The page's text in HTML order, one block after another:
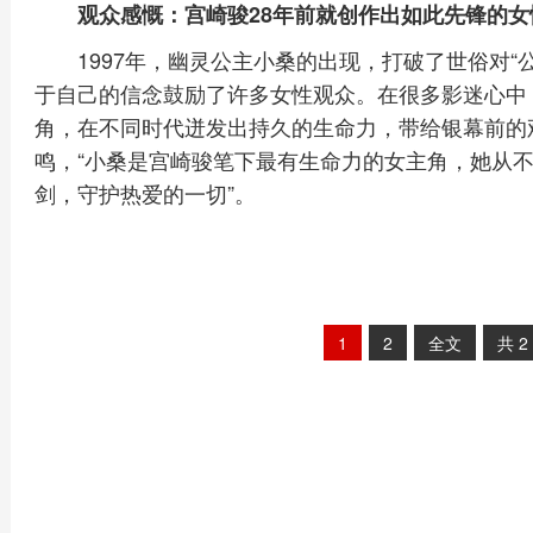
观众感慨：宫崎骏28年前就创作出如此先锋的
1997年，幽灵公主小桑的出现，打破了世俗对
于自己的信念鼓励了许多女性观众。在很多影迷心
角，在不同时代迸发出持久的生命力，带给银幕前
鸣，“小桑是宫崎骏笔下最有生命力的女主角，她从
剑，守护热爱的一切”。
1 2 全文 共 2